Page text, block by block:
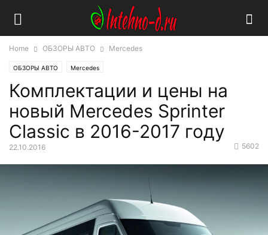
Home ОБЗОРЫ АВТО Mercedes
ОБЗОРЫ АВТО Mercedes
Комплектации и цены на
новый Mercedes Sprinter
Classic в 2016-2017 году
22.10.2016 5602